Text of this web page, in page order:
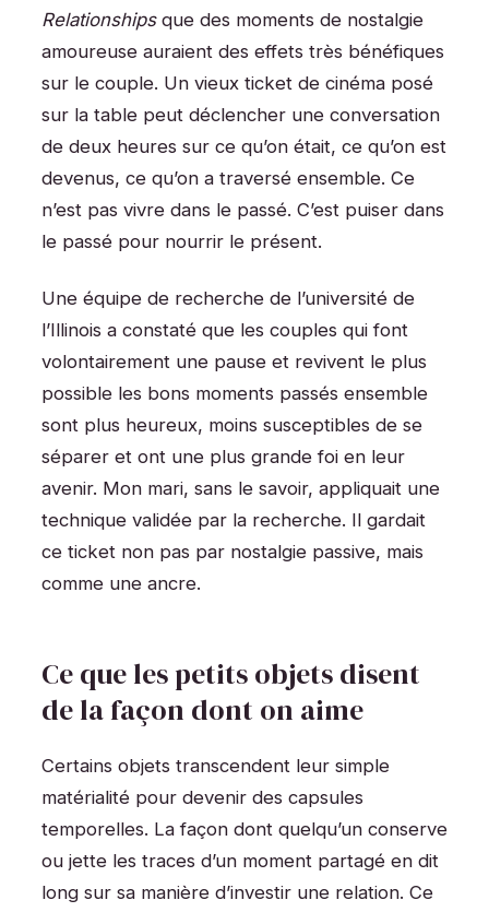
Relationshipsque des moments de nostalgie
amoureuse auraient des effets très bénéfiques
sur le couple. Un vieux ticket de cinéma posé
sur la table peut déclencher une conversation
de deux heures sur ce qu’on était, ce qu’on est
devenus, ce qu’on a traversé ensemble. Ce
n’est pas vivre dans le passé. C’est puiser dans
le passé pour nourrir le présent.
Une équipe de recherche de l’université de
l’Illinois a constaté que les couples qui font
volontairement une pause et revivent le plus
possible les bons moments passés ensemble
sont plus heureux, moins susceptibles de se
séparer et ont une plus grande foi en leur
avenir. Mon mari, sans le savoir, appliquait une
technique validée par la recherche. Il gardait
ce ticket non pas par nostalgie passive, mais
comme une ancre.
Ce que les petits objets disent
de la façon dont on aime
Certains objets transcendent leur simple
matérialité pour devenir des capsules
temporelles. La façon dont quelqu’un conserve
ou jette les traces d’un moment partagé en dit
long sur sa manière d’investir une relation. Ce